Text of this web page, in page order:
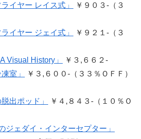
イヤー レイス式」
￥９０３-（３
イヤー ジェイ式」
￥９２１-（３
Visual History」
￥３,６６２-
室」
￥３,６００-（３３％ＯＦＦ）
出ポッド」
￥４,８４３-（１０％Ｏ
ジェダイ・インターセプター」